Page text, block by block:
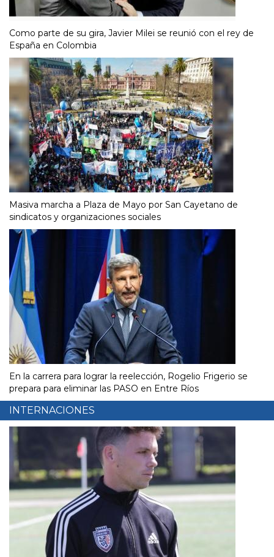
Como parte de su gira, Javier Milei se reunió con el rey de
España en Colombia
Masiva marcha a Plaza de Mayo por San Cayetano de
sindicatos y organizaciones sociales
En la carrera para lograr la reelección, Rogelio Frigerio se
prepara para eliminar las PASO en Entre Ríos
INTERNACIONES